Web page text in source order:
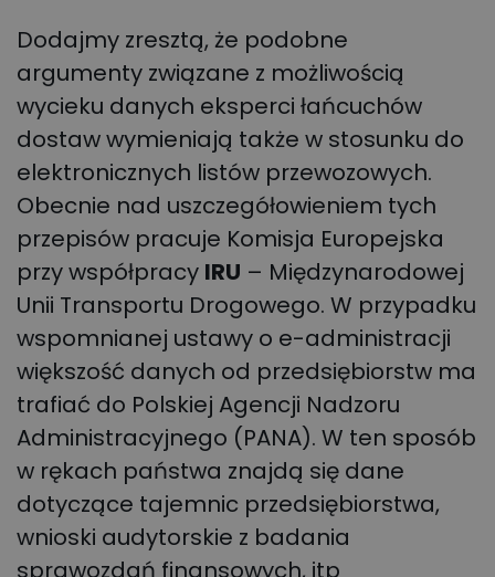
Dodajmy zresztą, że podobne
argumenty związane z możliwością
wycieku danych eksperci łańcuchów
dostaw wymieniają także w stosunku do
elektronicznych listów przewozowych.
Obecnie nad uszczegółowieniem tych
przepisów pracuje Komisja Europejska
przy współpracy IRU – Międzynarodowej
Unii Transportu Drogowego. W przypadku
wspomnianej ustawy o e-administracji
większość danych od przedsiębiorstw ma
trafiać do Polskiej Agencji Nadzoru
Administracyjnego (PANA). W ten sposób
w rękach państwa znajdą się dane
dotyczące tajemnic przedsiębiorstwa,
wnioski audytorskie z badania
sprawozdań finansowych, itp